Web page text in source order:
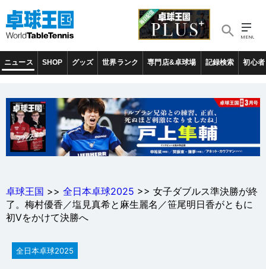
ニュース SHOP グッズ 世界ランク 専門店&卓球場 記録検索 初心者
卓球王国 >> 全日本卓球2025 >> 女子ダブルス準決勝が終
了。梅村優香／塩見真希と麻生麗名／笹尾明日香がともに
初Vをかけて決勝へ
全日本卓球2025